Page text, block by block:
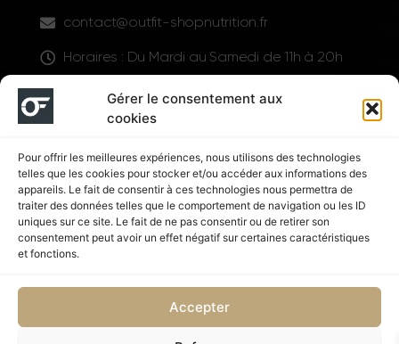
Gérer le consentement aux
cookies
Pour offrir les meilleures expériences, nous utilisons des technologies
telles que les cookies pour stocker et/ou accéder aux informations des
appareils. Le fait de consentir à ces technologies nous permettra de
traiter des données telles que le comportement de navigation ou les ID
uniques sur ce site. Le fait de ne pas consentir ou de retirer son
consentement peut avoir un effet négatif sur certaines caractéristiques
et fonctions.
Accepter
contact@outfit-shopnutrition.fr
Horaires : Du Mardi au Samedi de 11h à 20h
LIENS UTILES
Suivez nous